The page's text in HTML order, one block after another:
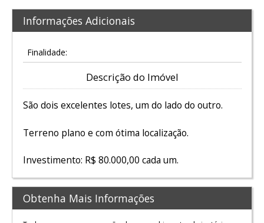
Informações Adicionais
Finalidade:
Descrição do Imóvel
São dois excelentes lotes, um do lado do outro.
Terreno plano e com ótima localização.
Investimento: R$ 80.000,00 cada um.
Obtenha Mais Informações